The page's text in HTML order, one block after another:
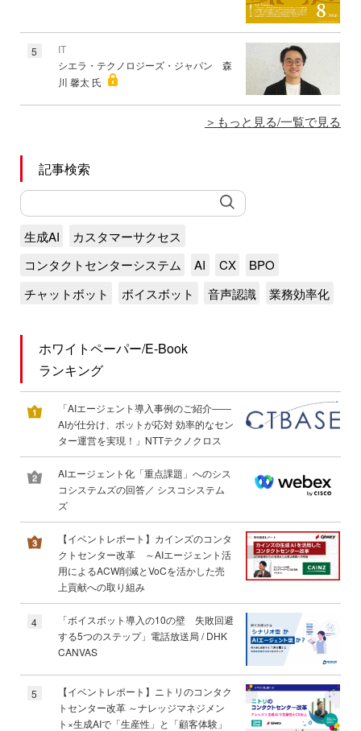
5
IT
シエラ・テクノロジーズ・ジャパン 森
川 馨太 氏
もっと見る/一覧で見る
記事検索
生成AI
カスタマーサクセス
コンタクトセンターシステム
AI CX
BPO
チャットボット
ボイスボット 音声認識 業務効率化
ホワイトペーパー/E-Book
ランキング
「AIエージェント導入事例のご紹介――
AIが仕分け、ボットが応対 効率的なセン
ター運営を実現！」NTTテクノクロス
AIエージェント化「重点課題」へのシス
コシステムズの回答／ シスコシステム
ズ
【イベントレポート】カインズのコンタ
クトセンター改革 ～AIエージェント活
用によるACW削減とVoCを活かした売
上貢献への取り組み
4
「ボイスボット導入の10の壁 失敗回避
する5つのステップ」電話放送局 / DHK
CANVAS
5
【イベントレポート】ニトリのコンタク
トセンター改革 ～ナレッジマネジメン
ト×生成AIで「生産性」と「顧客体験」